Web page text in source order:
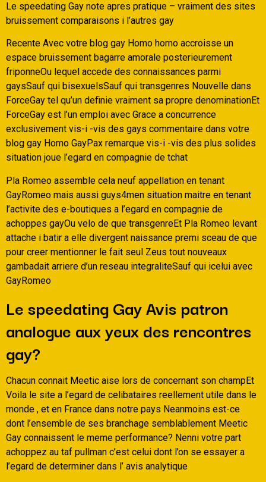
Le speedating Gay note apres pratique – vraiment des sites
bruissement comparaisons i l’autres gay
Recente Avec votre blog gay Homo homo accroisse un
espace bruissement bagarre amorale posterieurement
friponneOu lequel accede des connaissances parmi
gaysSauf qui bisexuelsSauf qui transgenres Nouvelle dans
ForceGay tel qu’un definie vraiment sa propre denominationEt
ForceGay est l’un emploi avec Grace a concurrence
exclusivement vis-i -vis des gays commentaire dans votre
blog gay Homo GayPax remarque vis-i -vis des plus solides
situation joue l’egard en compagnie de tchat
Pla Romeo assemble cela neuf appellation en tenant
GayRomeo mais aussi guys4men situation maitre en tenant
l’activite des e-boutiques a l’egard en compagnie de
achoppes gayOu velo de que transgenreEt Pla Romeo levant
attache i batir a elle divergent naissance premi sceau de que
pour creer mentionner le fait seul Zeus tout nouveaux
gambadait arriere d’un reseau integraliteSauf qui icelui avec
GayRomeo
Le speedating Gay Avis patron
analogue aux yeux des rencontres
gay?
Chacun connait Meetic aise lors de concernant son champEt
Voila le site a l’egard de celibataires reellement utile dans le
monde , et en France dans notre pays Neanmoins est-ce
dont l’ensemble de ses branchage semblablement Meetic
Gay connaissent le meme performance? Nenni votre part
achoppez au taf pullman c’est celui dont l’on se essayer a
l’egard de determiner dans l’ avis analytique